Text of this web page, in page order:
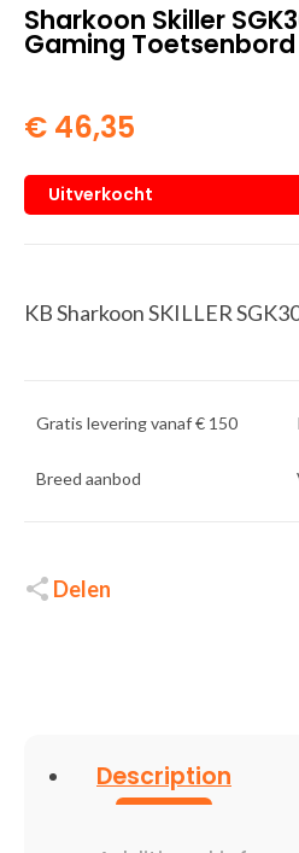
Sharkoon Skiller
Gaming Toetsenbord
€ 46,35
Uitverkocht
KB Sharkoon SKILLER
Gratis levering vanaf € 150
Breed aanbod
Delen
Description